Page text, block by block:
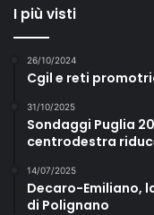
I più visti
26/10/2024
Cgil e reti
31/10/2025
Sondaggi Puglia
centrodestra
14/07/2025
Decaro-Emiliano,
di Polignano